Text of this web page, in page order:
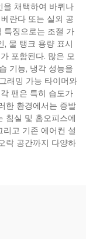
을 채택하여 바퀴나
란다 또는 실외 공
특징으로는 조절 가
, 물 탱크 용량 표시
포함된다. 많은 모
기능, 냉각 성능을
래밍 가능 타이머와
팬은 특히 습도가
한 환경에서는 증발
침실 및 홈오피스에
고 기존 에어컨 설
락 공간까지 다양하